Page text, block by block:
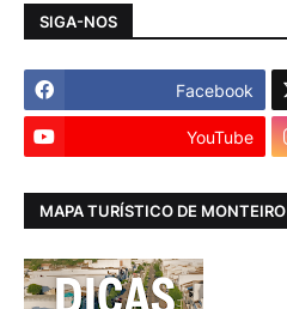
SIGA-NOS
Facebook
YouTube
MAPA TURÍSTICO DE MONTEIRO